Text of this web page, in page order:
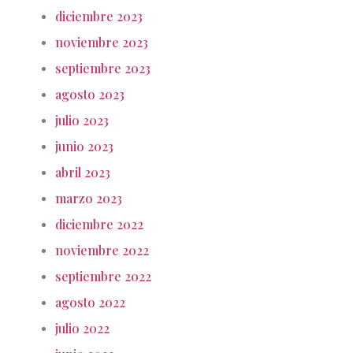
diciembre 2023
noviembre 2023
septiembre 2023
agosto 2023
julio 2023
junio 2023
abril 2023
marzo 2023
diciembre 2022
noviembre 2022
septiembre 2022
agosto 2022
julio 2022